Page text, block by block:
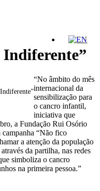
“No âmbito do mês
internacional da
sensibilização para
o cancro infantil,
iniciativa que
a Fundação Rui Osório
campanha “Não fico
a atenção da população
da partilha, nas redes
simboliza o cancro
na primeira pessoa.”